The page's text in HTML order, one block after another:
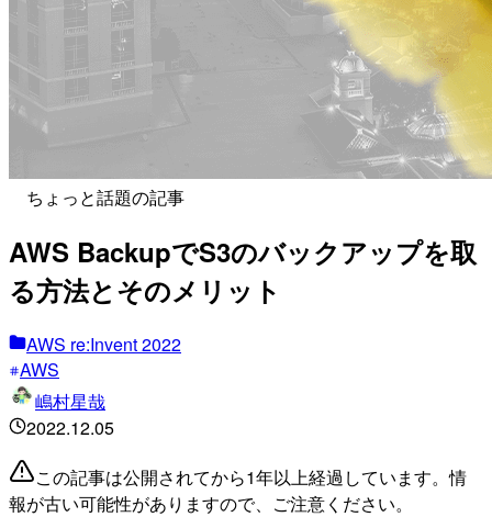
ちょっと話題の記事
AWS BackupでS3のバックアップを取
る方法とそのメリット
AWS re:Invent 2022
AWS
嶋村星哉
2022.12.05
この記事は公開されてから1年以上経過しています。情
報が古い可能性がありますので、ご注意ください。